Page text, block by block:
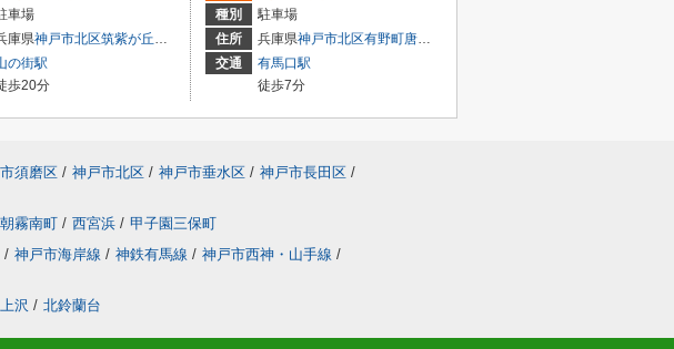
)
車場
庫県神戸市北区筑紫が丘２丁目11-15
の街駅
歩20分
種別
駐車場
住所
兵庫県神戸市北区有野町唐櫃
交通
有馬口駅
徒歩7分
須磨区 / 神戸市北区 / 神戸市垂水区 / 神戸市長田区 /
朝霧南町 / 西宮浜 / 甲子園三保町
/ 神戸市海岸線 / 神鉄有馬線 / 神戸市西神・山手線 /
上沢 / 北鈴蘭台